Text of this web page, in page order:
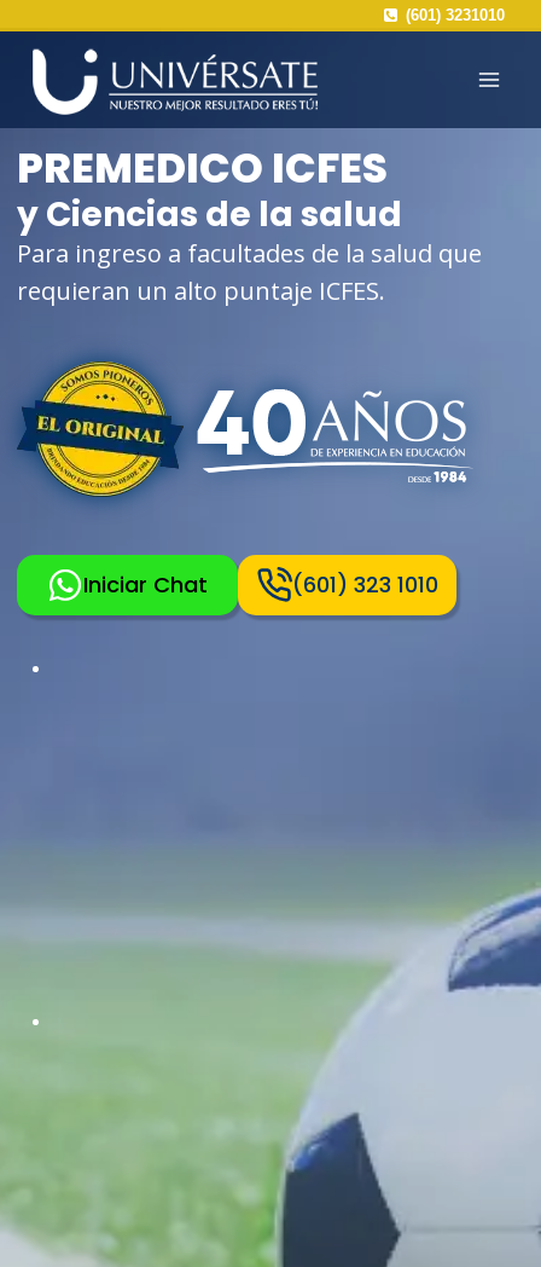
contenido
(601) 3231010
PREMEDICO ICFES
y Ciencias de la salud
Para ingreso a facultades de la salud que
requieran un alto puntaje ICFES.
Iniciar Chat (601) 323 1010